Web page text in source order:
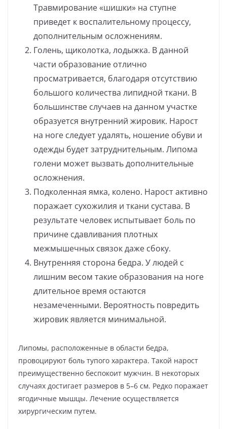
Травмирование «шишки» на ступне
приведет к воспалительному процессу,
дополнительным осложнениям.
Голень, щиколотка, лодыжка. В данной
части образование отлично
просматривается, благодаря отсутствию
большого количества липидной ткани. В
большинстве случаев на данном участке
образуется внутренний жировик. Нарост
на ноге следует удалять, ношение обуви и
одежды будет затруднительным. Липома
голени может вызвать дополнительные
осложнения.
Подколенная ямка, колено. Нарост активно
поражает сухожилия и ткани сустава. В
результате человек испытывает боль по
причине сдавливания плотных
межмышечных связок даже сбоку.
Внутренняя сторона бедра. У людей с
лишним весом такие образования на ноге
длительное время остаются
незамеченными. Вероятность повредить
жировик является минимальной.
Липомы, расположенные в области бедра,
провоцируют боль тупого характера. Такой нарост
преимущественно беспокоит мужчин. В некоторых
случаях достигает размеров в 5–6 см. Редко поражает
ягодичные мышцы. Лечение осуществляется
хирургическим путем.